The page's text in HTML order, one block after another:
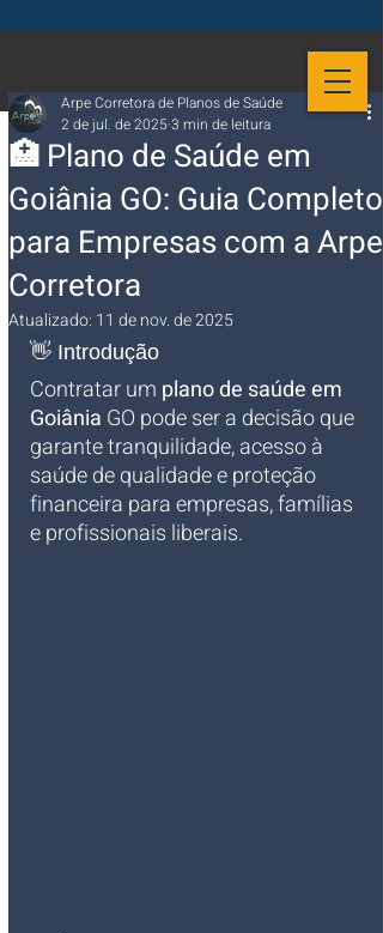
🏥 Plano de Saúde em
Goiânia GO: Guia Completo
para Empresas com a Arpe
Corretora
Arpe Corretora de Planos de Saúde
2 de jul. de 2025 3 min de leitura
Atualizado: 11 de nov. de 2025
👋 Introdução
Contratar um plano de saúde em
Goiânia GO pode ser a decisão que
garante tranquilidade, acesso à
saúde de qualidade e proteção
financeira para empresas, famílias
e profissionais liberais.